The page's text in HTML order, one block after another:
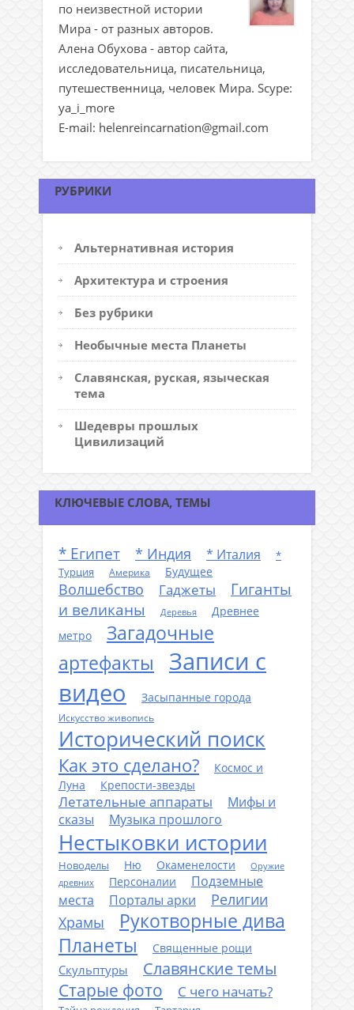
по неизвестной истории
Мира - от разных авторов.
Алена Обухова - автор сайта,
исследовательница, писательница,
путешественница, человек Мира. Scype:
ya_i_more
E-mail: helenreincarnation@gmail.com
РУБРИКИ
Альтернативная история
Архитектура и строения
Без рубрики
Необычные места Планеты
Славянская, руская, языческая
тема
Шедевры прошлых
Цивилизаций
КЛЮЧЕВЫЕ СЛОВА, ТЕМЫ
* Египет * Индия * Италия
*
Турция
Америка Будущее
Волшебство Гаджеты
Гиганты
и великаны
Деревья
Древнее
метро
Загадочные
артефакты
Записи с
видео
Засыпанные города
Искусство живопись
Исторический поиск
Как это сделано?
Космос и
Луна
Крепости-звезды
Летательные аппараты
Мифы и
сказы
Музыка прошлого
Нестыковки истории
Новоделы Ню Окаменелости
Оружие
древних
Персоналии
Подземные
места
Порталы арки
Религии
Храмы
Рукотворные дива
Планеты
Священные рощи
Скульптуры Славянские темы
Старые фото С чего начать?